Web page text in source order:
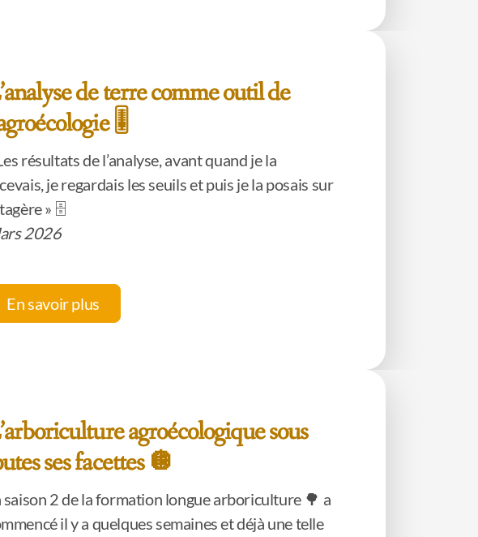
de terre comme outil de
🎚️
résultats de l’analyse, avant quand je la
je regardais les seuils et puis je la posais sur
» 🗄️
2026
En savoir plus
agroécologique sous
ses facettes 🪩
saison 2 de la formation longue arboriculture 🌳 a
il y a quelques semaines et déjà une telle